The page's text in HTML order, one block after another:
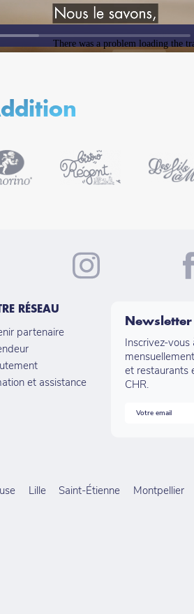
RÉSEAU
partenaire
et assistance
Newsletter
Inscrivez-
et restaurants
CHR.
Lille Saint-Étienne Montpellier